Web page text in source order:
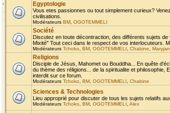
Egyptologie
Vous etes passionnes ou tout simplement curieux?
civilisations.
Modérateurs BM OGOTEMMELI
Société
Discutez en toute décontraction, des différents sujets
Mixité" Tout ceci dans le respect de vos interlocuteurs.
Modérateurs Tchoko BM OGOTEMMELI Chabine
Religions
Disciple de Jésus, Mahomet ou Bouddha... En quête
du thème des réligions... de la spiritualite et
interdit sur ce forum.
Modérateurs Tchoko BM OGOTEMMELI Chabine
Sciences & Technologies
Lieu approprié pour discuter de tous les sujets relatifs
Modérateurs Tchoko BM OGOTEMMELI Alex